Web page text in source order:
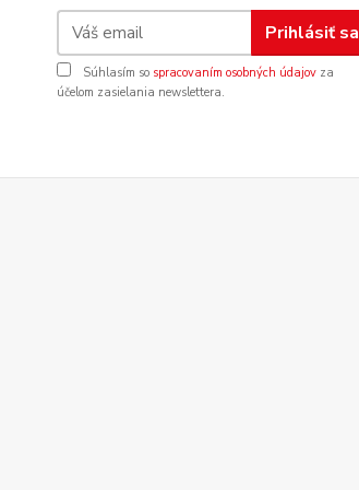
Prihlásiť sa
Súhlasím so spracovaním osobných údajov za
účelom zasielania newslettera.